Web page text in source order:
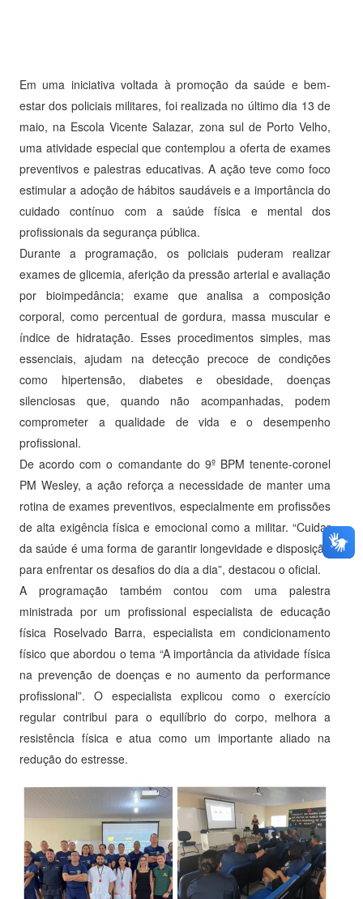
Em uma iniciativa voltada à promoção da saúde e bem-
estar dos policiais militares, foi realizada no último dia 13 de
maio, na Escola Vicente Salazar, zona sul de Porto Velho,
uma atividade especial que contemplou a oferta de exames
preventivos e palestras educativas. A ação teve como foco
estimular a adoção de hábitos saudáveis e a importância do
cuidado contínuo com a saúde física e mental dos
profissionais da segurança pública.
Durante a programação, os policiais puderam realizar
exames de glicemia, aferição da pressão arterial e avaliação
por bioimpedância; exame que analisa a composição
corporal, como percentual de gordura, massa muscular e
índice de hidratação. Esses procedimentos simples, mas
essenciais, ajudam na detecção precoce de condições
como hipertensão, diabetes e obesidade, doenças
silenciosas que, quando não acompanhadas, podem
comprometer a qualidade de vida e o desempenho
profissional.
De acordo com o comandante do 9º BPM tenente-coronel
PM Wesley, a ação reforça a necessidade de manter uma
rotina de exames preventivos, especialmente em profissões
de alta exigência física e emocional como a militar. “Cuidar
da saúde é uma forma de garantir longevidade e disposição
para enfrentar os desafios do dia a dia”, destacou o oficial.
A programação também contou com uma palestra
ministrada por um profissional especialista de educação
física Roselvado Barra, especialista em condicionamento
físico que abordou o tema “A importância da atividade física
na prevenção de doenças e no aumento da performance
profissional”. O especialista explicou como o exercício
regular contribui para o equilíbrio do corpo, melhora a
resistência física e atua como um importante aliado na
redução do estresse.